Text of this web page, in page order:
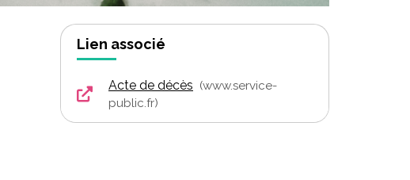
Lien associé
Acte de décès
www.service-
public.fr